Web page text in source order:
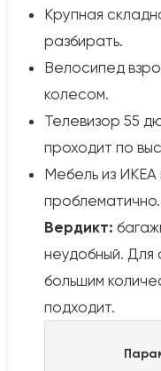
Крупная
разбирать.
Велосипед
колесом.
Телевизор 55
проходит по
Мебель из ИКЕА
проблематично.
Вердикт:
неудобный. Для
большим
подходит.